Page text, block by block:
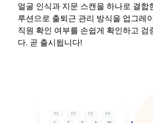
얼굴 인식과 지문 스캔을 하나로 결합
루션으로 출퇴근 관리 방식을 업그레
직원 확인 여부를 손쉽게 확인하고 검
다. 곧 출시됩니다!